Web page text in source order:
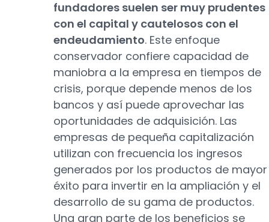
fundadores suelen ser muy prudentes
con el capital y cautelosos con el
endeudamiento. Este enfoque
conservador confiere capacidad de
maniobra a la empresa en tiempos de
crisis, porque depende menos de los
bancos y así puede aprovechar las
oportunidades de adquisición. Las
empresas de pequeña capitalización
utilizan con frecuencia los ingresos
generados por los productos de mayor
éxito para invertir en la ampliación y el
desarrollo de su gama de productos.
Una gran parte de los beneficios se